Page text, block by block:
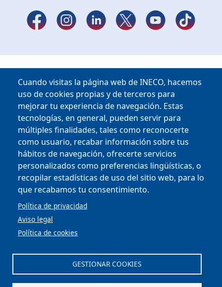
Cuando visitas la página web de INECO, hacemos
uso de cookies propias y de terceros para
mejorar tu experiencia de navegación. Estas
tecnologías, en general, pueden servir para
múltiples finalidades, tales como reconocerte
como usuario, recabar información sobre tus
hábitos de navegación, ofrecerte servicios
personalizados como preferencias lingüísticas, o
recopilar estadísticas de uso del sitio web, para lo
que recabamos tu consentimiento.
Política de privacidad
Aviso legal
Política de cookies
GESTIONAR COOKIES
Copyright © 2025
MENU FOOTER
PERFIL DEL CONTRATANTE
OFICINA VIRTUAL
COMPLIANCE Y ÉTICA
AVISO LEGAL
CONTACTO